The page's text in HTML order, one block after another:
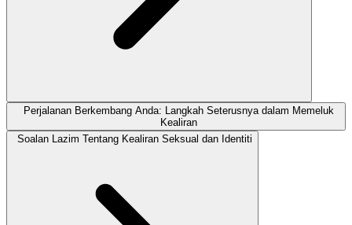
Perjalanan Berkembang Anda: Langkah Seterusnya dalam Memeluk
Kealiran
Soalan Lazim Tentang Kealiran Seksual dan Identiti